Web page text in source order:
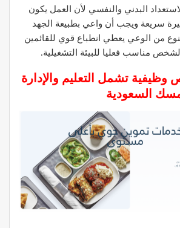
البدني والنفسي لأن العمل يكون
سريعة ويجب أن واعي بطبيعة الجهد
من الوعي يعطي انطباع قوي للقائمين
مناسب فعليا للبيئة التشغيلية.
وظيفية تشمل التعليم والإدارة
السعودية